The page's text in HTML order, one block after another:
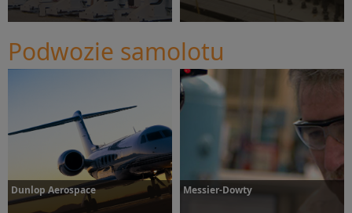
Dowiedz się więcej
Podwozie samolotu
Dunlop Aerospace Messier-Dowty